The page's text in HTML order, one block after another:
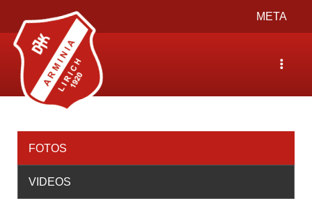
Toggle
navigation
META
Toggle
FOTOS
VIDEOS